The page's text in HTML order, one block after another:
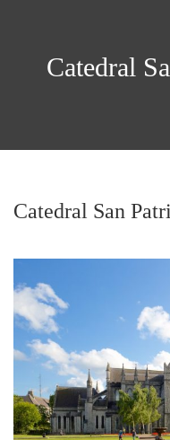
Catedral
Catedral San